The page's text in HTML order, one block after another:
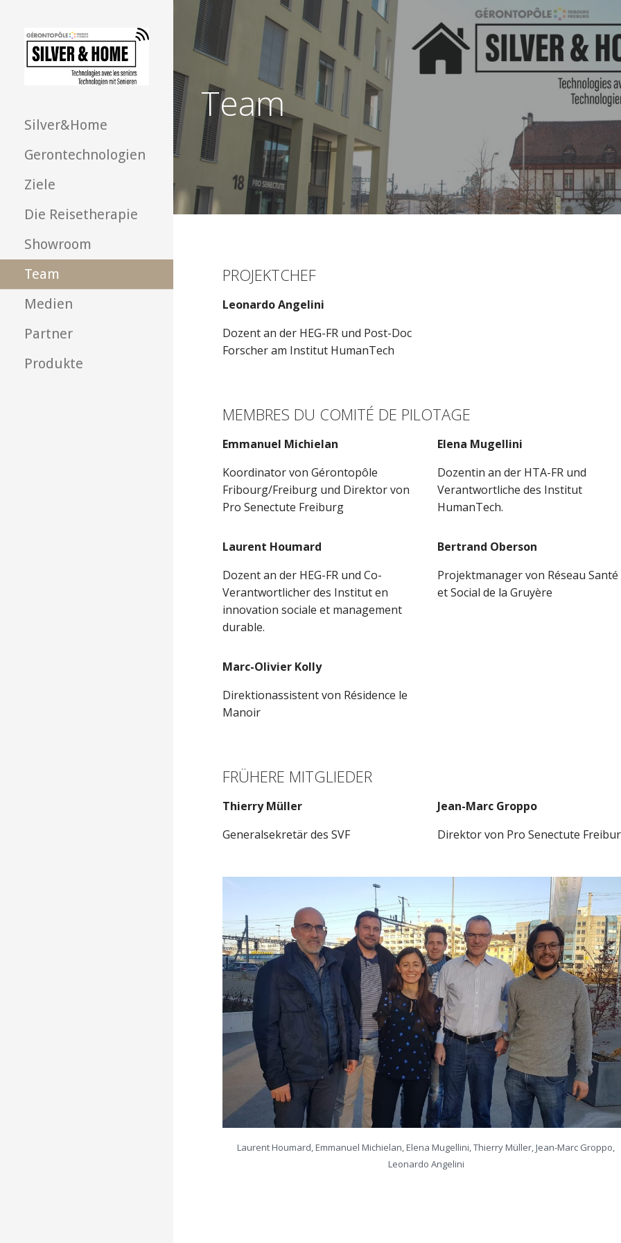
content
Silver&Home
Gerontechnologien
Ziele
Die Reisetherapie
Showroom
Team
Medien
Partner
Produkte
Team
PROJEKTCHEF
Leonardo Angelini
Dozent an der HEG-FR und Post-Doc
Forscher am Institut HumanTech
MEMBRES DU COMITÉ DE PILOTAGE
Emmanuel Michielan
Koordinator von Gérontopôle
Fribourg/Freiburg und Direktor von
Pro Senectute Freiburg
Elena Mugellini
Dozentin an der HTA-FR und
Verantwortliche des Institut
HumanTech.
Laurent Houmard
Dozent an der HEG-FR und Co-
Verantwortlicher des Institut en
innovation sociale et management
durable.
Bertrand Oberson
Projektmanager von Réseau Santé
et Social de la Gruyère
Marc-Olivier Kolly
Direktionassistent von Résidence le
Manoir
FRÜHERE MITGLIEDER
Thierry Müller
Generalsekretär des SVF
Jean-Marc Groppo
Direktor von Pro Senectute
Laurent Houmard, Emmanuel Michielan, Elena Mugellini, Thierry Müller, Jean-Marc Groppo,
Leonardo Angelini